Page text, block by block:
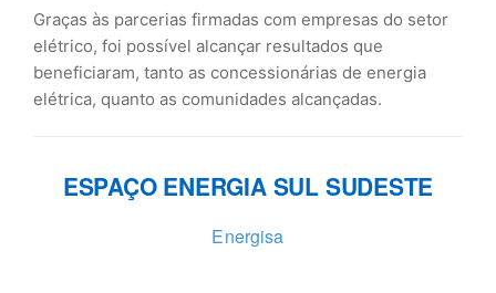
Graças às parcerias firmadas com empresas do setor
elétrico, foi possível alcançar resultados que
beneficiaram, tanto as concessionárias de energia
elétrica, quanto as comunidades alcançadas.
ESPAÇO ENERGIA SUL SUDESTE
Energisa